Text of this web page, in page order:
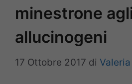
minestrone
allucinogeni
17 Ottobre 2017 di